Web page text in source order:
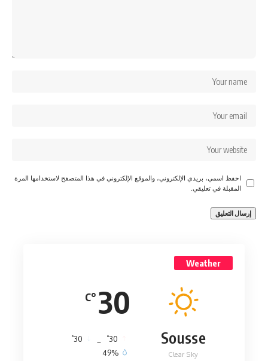
احفظ اسمي، بريدي الإلكتروني، والموقع الإلكتروني في هذا المتصفح لاستخدامها المرة
المقبلة في تعليقي.
Weather
30
°C
Sousse
Clear Sky
30
°
30
°
49%